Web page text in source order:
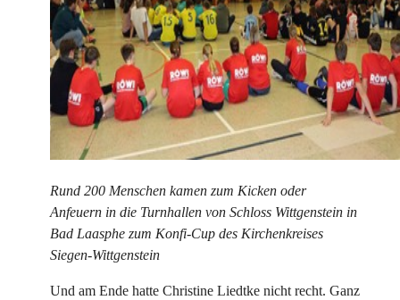
Rund 200 Menschen kamen zum Kicken oder
Anfeuern in die Turnhallen von Schloss Wittgenstein in
Bad Laasphe zum Konfi-Cup des Kirchenkreises
Siegen-Wittgenstein
Und am Ende hatte Christine Liedtke nicht recht. Ganz